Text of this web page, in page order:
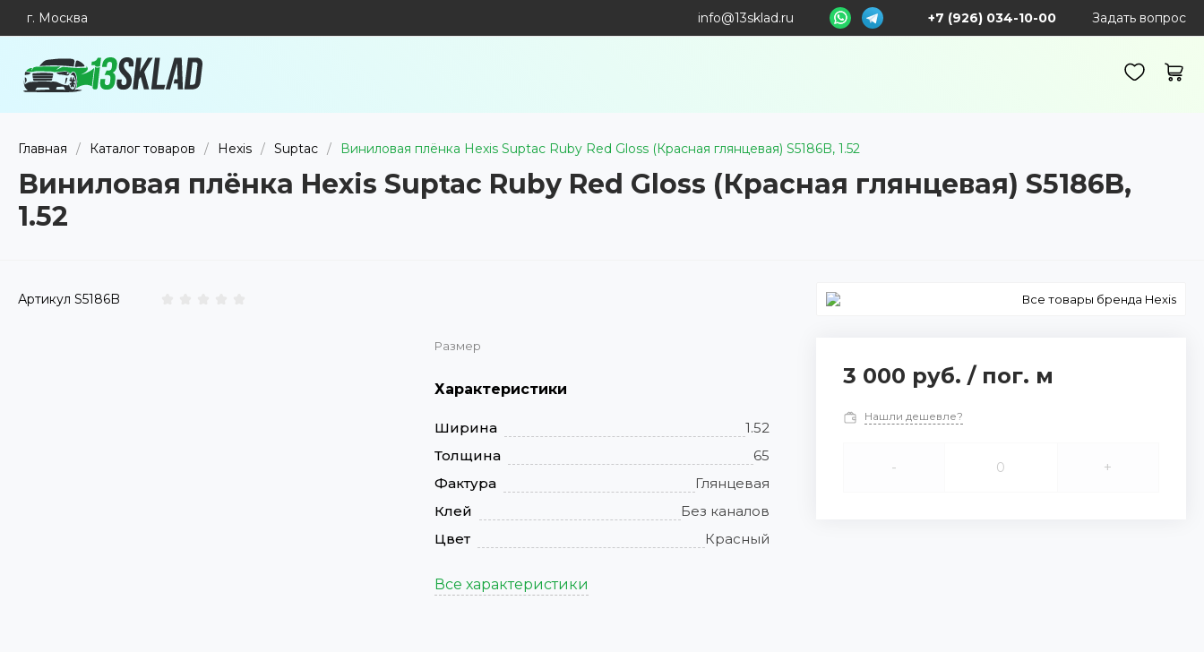
г. Москва info@13sklad.ru +7 (926) 034-10-00 Задать вопрос
Главная / Каталог товаров / Hexis / Suptac / Виниловая плёнка Hexis Suptac Ruby Red Gloss (Красная глянцевая) S5186B, 1.52
Виниловая плёнка Hexis Suptac Ruby Red Gloss (Красная глянцевая) S5186B,
1.52
Артикул S5186B Все товары бренда Hexis
Размер
Характеристики
Ширина
1.52
Толщина
65
Фактура
Глянцевая
Клей
Без каналов
Цвет
Красный
Все характеристики
3 000 руб. / пог. м
Нашли дешевле?
- +